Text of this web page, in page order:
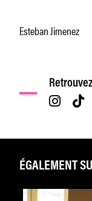
Esteban Jimenez
ÉGALEMENT